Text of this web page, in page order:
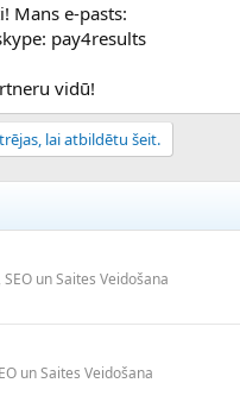
Mans e-pasts:
pay4results
vidū!
lai atbildētu šeit.
un Saites Veidošana
un Saites Veidošana